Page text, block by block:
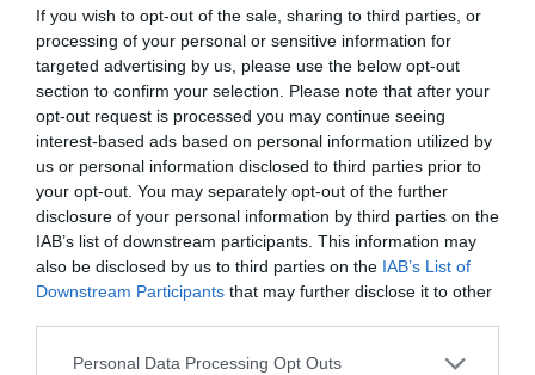
If you wish to opt-out of the sale, sharing to third parties, or
processing of your personal or sensitive information for
targeted advertising by us, please use the below opt-out
section to confirm your selection. Please note that after your
opt-out request is processed you may continue seeing
interest-based ads based on personal information utilized by
us or personal information disclosed to third parties prior to
your opt-out. You may separately opt-out of the further
disclosure of your personal information by third parties on the
IAB’s list of downstream participants. This information may
also be disclosed by us to third parties on the IAB’s List of
Downstream Participants that may further disclose it to other
Personal Data Processing Opt Outs